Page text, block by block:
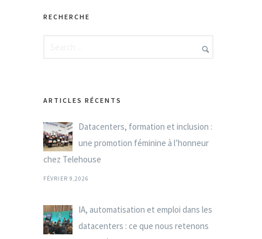
RECHERCHE
ARTICLES RÉCENTS
Datacenters, formation et inclusion :
une promotion féminine à l’honneur
chez Telehouse
FÉVRIER 9,2026
IA, automatisation et emploi dans les
datacenters : ce que nous retenons